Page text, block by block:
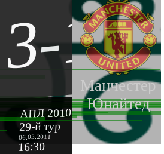
Манчестер
Юнайтед
3-1
АПЛ 2010-2011
29-й тур
06.03.2011
16:30